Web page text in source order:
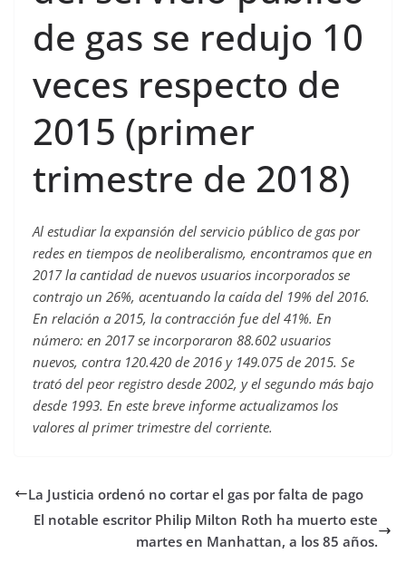
de gas se redujo 10
veces respecto de
2015 (primer
trimestre de 2018)
Al estudiar la expansión del servicio público de gas por
redes en tiempos de neoliberalismo, encontramos que en
2017 la cantidad de nuevos usuarios incorporados se
contrajo un 26%, acentuando la caída del 19% del 2016.
En relación a 2015, la contracción fue del 41%. En
número: en 2017 se incorporaron 88.602 usuarios
nuevos, contra 120.420 de 2016 y 149.075 de 2015. Se
trató del peor registro desde 2002, y el segundo más bajo
desde 1993. En este breve informe actualizamos los
valores al primer trimestre del corriente.
La Justicia ordenó no cortar el gas por falta de pago
El notable escritor Philip Milton Roth ha muerto este
martes en Manhattan, a los 85 años.